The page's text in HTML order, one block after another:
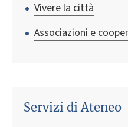
Vivere la città
Associazioni e
Servizi di Ateneo